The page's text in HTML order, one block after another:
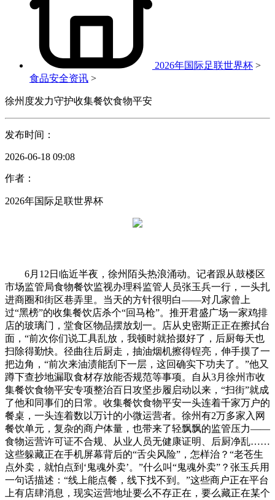
2026年国际足联世界杯 >
食品安全资讯 >
徐州度发力守护收集餐饮食物平安
发布时间：
2026-06-18 09:08
作者：
2026年国际足联世界杯
6月12日临近半夜，徐州陌头热浪涌动。记者跟从鼓楼区
市场监管局食物餐饮监视办理科监管人员张玉兵一行，一头扎
进商圈和街区巷弄里。当天的方针很明白——对几家曾上
过“黑榜”的收集餐饮店杀个“回马枪”。推开君盛广场一家鸡排
店的玻璃门，堂食区物品摆放划一。店从史密斯正正在擦拭台
面，“前次你们说工具乱放，我顿时就拾掇好了，后厨每天也
扫除得勤快。径曲往后厨走，抽油烟机擦得锃亮，伸手摸了一
把边角，“前次来油渍能刮下一层，这回确实下功夫了。”他又
蹲下查抄地漏取食材存放能否规范等事项。自从3月徐州市收
集餐饮食物平安专项整治百日攻坚步履启动以来，“扫街”就成
了他和同事们的日常。收集餐饮食物平安一头连着千家万户的
餐桌，一头连着数以万计的小微运营者。徐州有2万多家入网
餐饮单元，复杂的商户体量，也带来了轻飘飘的监管压力——
食物运营许可证不合规、从业人员无健康证明、后厨净乱……
这些躲藏正在手机屏幕背后的“舌尖风险”，怎样治？“老苍生
点外卖，就怕点到‘鬼魂外卖’。”什么叫“鬼魂外卖”？张玉兵用
一句话描述：“线上能点餐，线下找不到。”这些商户正在平台
上有店肆消息，现实运营地址要么不存正在，要么藏正在某个